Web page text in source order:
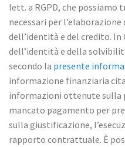
lett. a RGPD, che possiamo
necessari per
dell’identità e del credito. In
dell’identità e della
secondo la presente
informazione finanziaria
informazioni ottenute sulla
mancato pagamento per
sulla giustificazione,
rapporto contrattuale. È